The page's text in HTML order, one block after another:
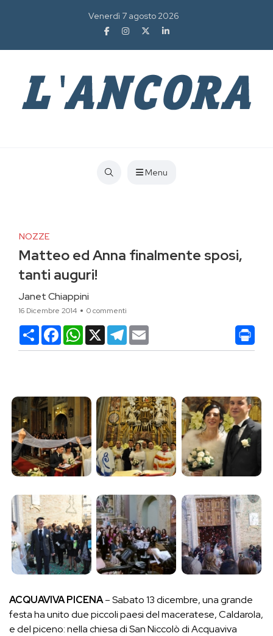
Venerdì 7 agosto 2026
Menu
NOZZE
Matteo ed Anna finalmente sposi,
tanti auguri!
Janet Chiappini
16 Dicembre 2014 0 commenti
CondividiFacebookWhatsApp
X Telegram
ACQUAVIVA PICENA– Sabato 13 dicembre, una grande
festa ha unito due piccoli paesi del maceratese, Caldarola,
e del piceno: nella chiesa di San Niccolò di Acquaviva